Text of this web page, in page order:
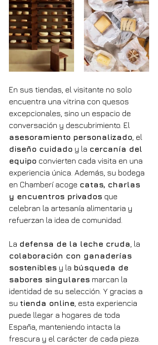
En sus tiendas, el visitante no solo
encuentra una vitrina con quesos
excepcionales, sino un espacio de
conversación y descubrimiento. El
asesoramiento personalizado , el
diseño cuidado y la cercanía del
equipo convierten cada visita en una
experiencia única. Además, su bodega
en Chamberí acoge catas, charlas
y encuentros privados que
celebran la artesanía alimentaria y
refuerzan la idea de comunidad.
La defensa de la leche cruda , la
colaboración con ganaderías
sostenibles y la búsqueda de
sabores singulares marcan la
identidad de su selección. Y gracias a
su tienda online , esta experiencia
puede llegar a hogares de toda
España, manteniendo intacta la
frescura y el carácter de cada pieza.